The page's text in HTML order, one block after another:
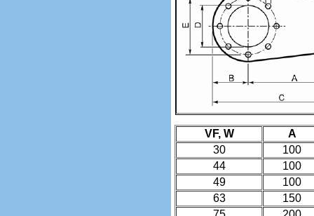
VF, W
A
30
100
44
100
49
100
63
150